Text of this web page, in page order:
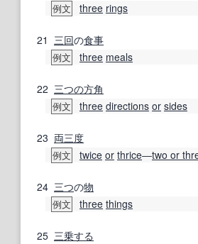
例文 three rings
21 三回の食事
例文 three meals
22 三つの方角
例文 three directions or sides
23 両三度
例文 twice or thrice―two or
24 三つの物
例文 three things
25 三乗する